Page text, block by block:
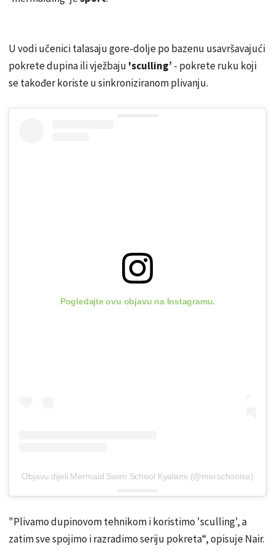
U vodi učenici talasaju gore-dolje po bazenu usavršavajući
pokrete dupina ili vježbaju 'sculling’ - pokrete ruku koji
se također koriste u sinkroniziranom plivanju.
Pogledajte ovu objavu na Instagramu.
Objavu dijeli Mermaid Swim School Kyalami (@merschoolsa)
"Plivamo dupinovom tehnikom i koristimo 'sculling', a
zatim sve spojimo i razradimo seriju pokreta“, opisuje Nair.